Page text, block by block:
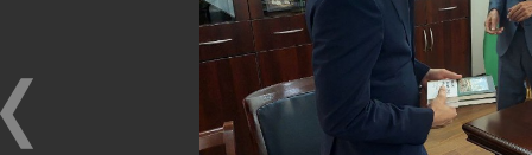
Нодирбек Абдусатторов в Союзе писателей